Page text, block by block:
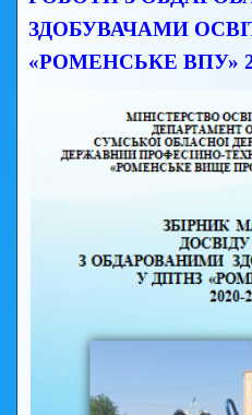
ЗДОБУВАЧАМИ
«РОМЕНСЬКЕ ВПУ»